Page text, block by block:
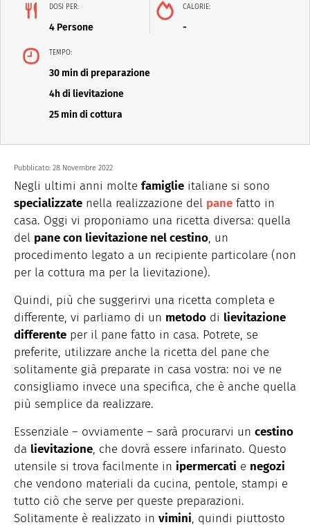
DOSI PER:
4 Persone
CALORIE:
-
TEMPO:
30 min di preparazione
4h di lievitazione
25 min di cottura
Pubblicato: 28 Novembre 2022
Negli ultimi anni molte famiglie italiane si sono
specializzate nella realizzazione del pane fatto in
casa. Oggi vi proponiamo una ricetta diversa: quella
del pane con lievitazione nel cestino, un
procedimento legato a un recipiente particolare (non
per la cottura ma per la lievitazione).
Quindi, più che suggerirvi una ricetta completa e
differente, vi parliamo di un metodo di lievitazione
differente per il pane fatto in casa. Potrete, se
preferite, utilizzare anche la ricetta del pane che
solitamente già preparate in casa vostra: noi ve ne
consigliamo invece una specifica, che è anche quella
più semplice da realizzare.
Essenziale – ovviamente – sarà procurarvi un cestino
da lievitazione, che dovrà essere infarinato. Questo
utensile si trova facilmente in ipermercati e negozi
che vendono materiali da cucina, pentole, stampi e
tutto ciò che serve per queste preparazioni.
Solitamente è realizzato in vimini, quindi piuttosto